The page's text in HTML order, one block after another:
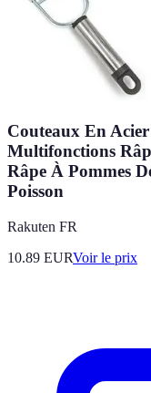
Couteaux En
Multifonctions
Râpe À Pommes
Poisson
Rakuten FR
10.89 EURVoir le prix